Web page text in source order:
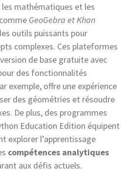
mathématiques et les
GeoGebra et Khan
outils puissants pour
complexes. Ces plateformes
de base gratuite avec
des fonctionnalités
exemple, offre une expérience
des géométries et résoudre
De plus, des programmes
Education Edition équipent
explorer l’apprentissage
compétences analytiques
aux défis actuels.